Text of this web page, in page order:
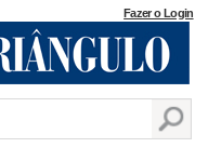
Fazer o Login